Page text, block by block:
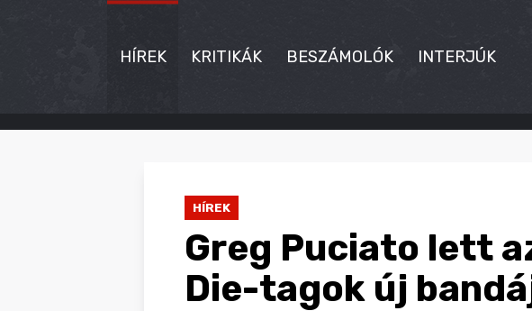
HÍREK KRITIKÁK BESZÁMOLÓK INTERJÚK
HÍREK
HÍREK
Greg Puciato lett
Die-tagok új